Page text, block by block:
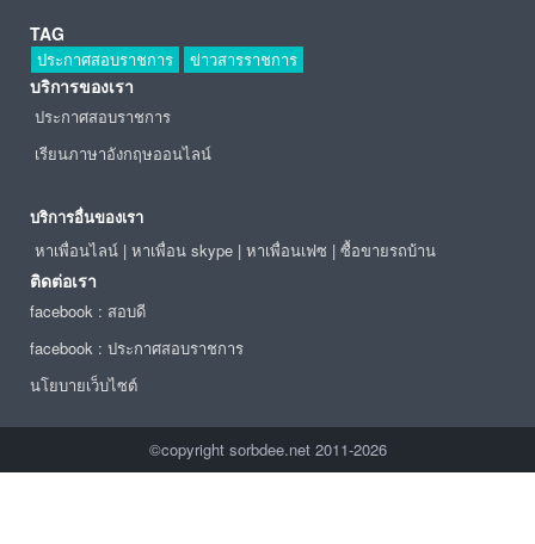
TAG
ประกาศสอบราชการ ข่าวสารราชการ
บริการของเรา
ประกาศสอบราชการ
เรียนภาษาอังกฤษออนไลน์
บริการอื่นของเรา
หาเพื่อนไลน์ | หาเพื่อน skype | หาเพื่อนเฟซ | ซื้อขายรถบ้าน
ติดต่อเรา
facebook : สอบดี
facebook : ประกาศสอบราชการ
นโยบายเว็บไซต์
©copyright sorbdee.net 2011-2026